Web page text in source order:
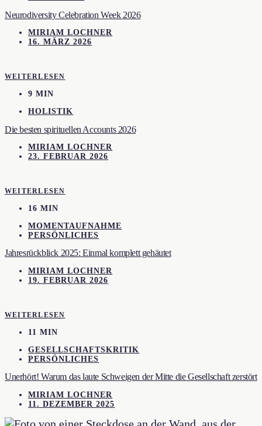
Neurodiversity Celebration Week 2026
MIRIAM LOCHNER
16. MÄRZ 2026
WEITERLESEN
9 MIN
HOLISTIK
Die besten spirituellen Accounts 2026
MIRIAM LOCHNER
23. FEBRUAR 2026
WEITERLESEN
16 MIN
MOMENTAUFNAHME
PERSÖNLICHES
Jahresrückblick 2025: Einmal komplett gehäutet
MIRIAM LOCHNER
19. FEBRUAR 2026
WEITERLESEN
11 MIN
GESELLSCHAFTSKRITIK
PERSÖNLICHES
Unerhört! Warum das laute Schweigen der Mitte die Gesellschaft zerstört
MIRIAM LOCHNER
11. DEZEMBER 2025